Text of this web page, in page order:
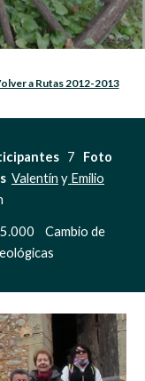
a Rutas 2012-2013
7 Foto
Valentín y Emilio
Cambio de